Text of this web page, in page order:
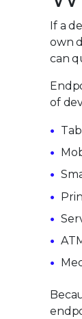
If a
own
can
of